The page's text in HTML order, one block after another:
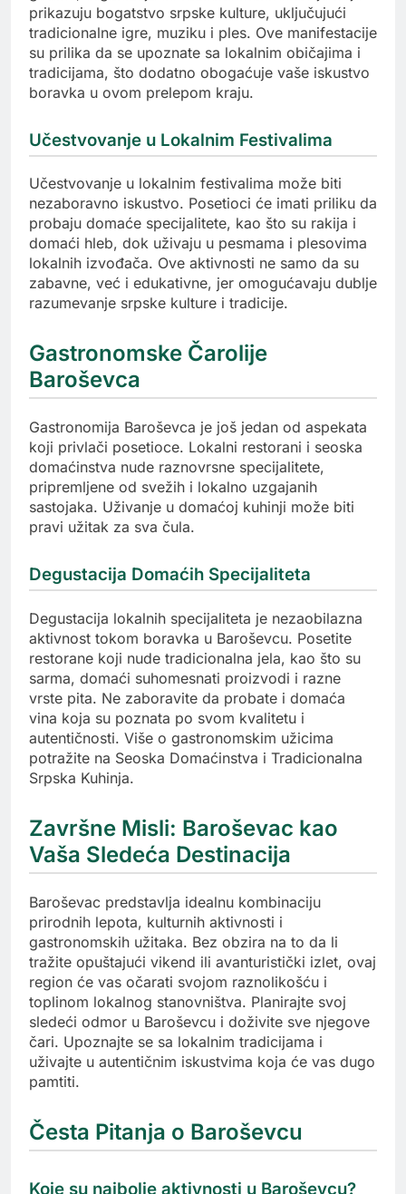
prikazuju bogatstvo srpske kulture, uključujući
tradicionalne igre, muziku i ples. Ove manifestacije
su prilika da se upoznate sa lokalnim običajima i
tradicijama, što dodatno obogaćuje vaše iskustvo
boravka u ovom prelepom kraju.
Učestvovanje u Lokalnim Festivalima
Učestvovanje u lokalnim festivalima može biti
nezaboravno iskustvo. Posetioci će imati priliku da
probaju domaće specijalitete, kao što su rakija i
domaći hleb, dok uživaju u pesmama i plesovima
lokalnih izvođača. Ove aktivnosti ne samo da su
zabavne, već i edukativne, jer omogućavaju dublje
razumevanje srpske kulture i tradicije.
Gastronomske Čarolije
Baroševca
Gastronomija Baroševca je još jedan od aspekata
koji privlači posetioce. Lokalni restorani i seoska
domaćinstva nude raznovrsne specijalitete,
pripremljene od svežih i lokalno uzgajanih
sastojaka. Uživanje u domaćoj kuhinji može biti
pravi užitak za sva čula.
Degustacija Domaćih Specijaliteta
Degustacija lokalnih specijaliteta je nezaobilazna
aktivnost tokom boravka u Baroševcu. Posetite
restorane koji nude tradicionalna jela, kao što su
sarma, domaći suhomesnati proizvodi i razne
vrste pita. Ne zaboravite da probate i domaća
vina koja su poznata po svom kvalitetu i
autentičnosti. Više o gastronomskim užicima
potražite na Seoska Domaćinstva i Tradicionalna
Srpska Kuhinja.
Završne Misli: Baroševac kao
Vaša Sledeća Destinacija
Baroševac predstavlja idealnu kombinaciju
prirodnih lepota, kulturnih aktivnosti i
gastronomskih užitaka. Bez obzira na to da li
tražite opuštajući vikend ili avanturistički izlet, ovaj
region će vas očarati svojom raznolikošću i
toplinom lokalnog stanovništva. Planirajte svoj
sledeći odmor u Baroševcu i doživite sve njegove
čari. Upoznajte se sa lokalnim tradicijama i
uživajte u autentičnim iskustvima koja će vas dugo
pamtiti.
Česta Pitanja o Baroševcu
Koje su najbolje aktivnosti u Baroševcu?